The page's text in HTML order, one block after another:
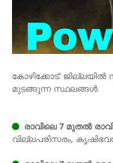
കോഴിക്കോട്:
മുടങ്ങുന്ന സ്ഥലങ്ങൾ.
രാവിലെ 7 മുതൽ
വില്ലപരിസരം,